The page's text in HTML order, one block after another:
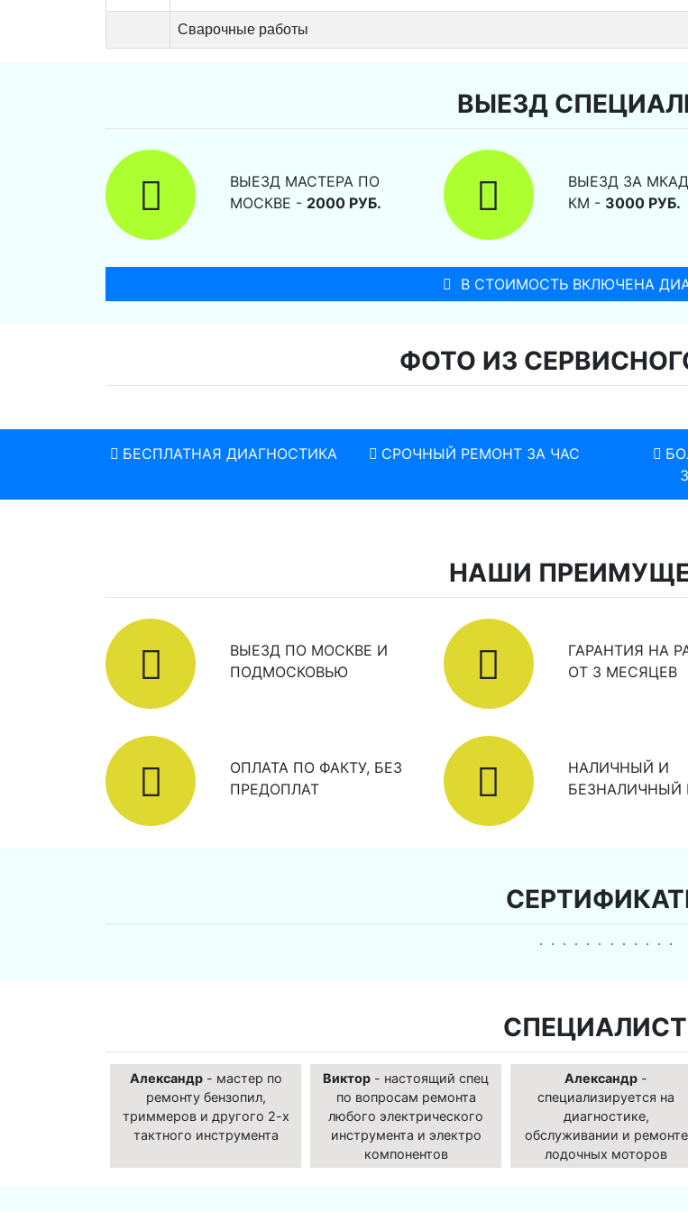
Сварочные работы
ВЫЕЗД
ВЫЕЗД МАСТЕРА ПО
МОСКВЕ - 2000 РУБ.
ВЫЕЗД ЗА
КМ - 3000 РУБ.
В СТОИМОСТЬ ВКЛЮЧЕНА
ФОТО ИЗ
БЕСПЛАТНАЯ ДИАГНОСТИКА СРОЧНЫЙ РЕМОНТ ЗА ЧАС
НАШИ
ВЫЕЗД ПО МОСКВЕ И
ПОДМОСКОВЬЮ
ГАРАНТИЯ НА
ОТ 3 МЕСЯЦЕВ
ОПЛАТА ПО ФАКТУ, БЕЗ
ПРЕДОПЛАТ
НАЛИЧНЫЙ И
БЕЗНАЛИЧНЫЙ
Александр- мастер по
ремонту бензопил,
триммеров и другого 2-х
тактного инструмента
Виктор - настоящий спец
по вопросам ремонта
любого электрического
инструмента и электро
компонентов
Александр -
специализируется на
диагностике,
обслуживании и ремонте
лодочных моторов